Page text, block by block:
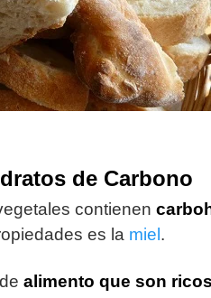
de Carbono
contienen
es la miel .
alimento que son